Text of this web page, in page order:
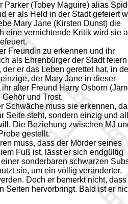
Parker (Tobey Maguire) alias
er als Held in der Stadt gefeiert
Mary Jane (Kirsten Dunst) die
eine vernichtende Kritik wird sie
Freundin zu erkennen und ihr
als Ehrenbürger der Stadt
er das Leben gerettet hat, in
der Mary Jane in dieser
alter Freund Harry Osborn
und Trost.
Schwäche muss sie erkennen,
Seite steht, sondern einzig und
Die Beziehung zwischen MJ
gestellt.
muss, dass der Mörder seines
Fuß ist, lässt er sich endgültig
sonderbaren schwarzen
sie, um ein völlig veränderter,
Doch er bemerkt nicht,
Seiten hervorbringt. Bald ist er